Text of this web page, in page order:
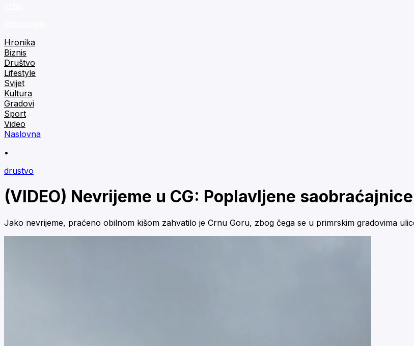
Hronika
Biznis
Društvo
Lifestyle
Svijet
Kultura
Gradovi
Sport
Video
Naslovna
•
drustvo
(VIDEO) Nevrijeme u CG: Poplavljene
Jako nevrijeme, praćeno obilnom kišom zahvatilo je Crnu Goru, zbog čega se u primrskim gradovima